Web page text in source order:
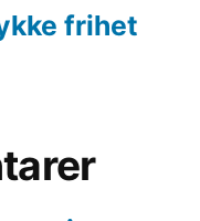
frihet